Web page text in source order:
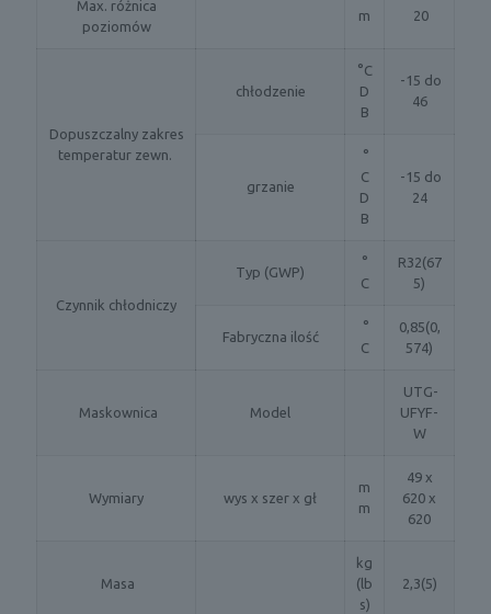
Max. różnica
poziomów
m 20
Dopuszczalny zakres
temperatur zewn.
chłodzenie
°C
D
B
-15 do
46
grzanie
°
C
D
B
-15 do
24
Czynnik chłodniczy
Typ (GWP)
°
C
R32(67
5)
Fabryczna ilość
°
C
0,85(0,
574)
Maskownica Model
UTG-
UFYF-
W
Wymiary wys x szer x gł
m
m
49 x
620 x
620
Masa
kg
(lb
s)
2,3(5)